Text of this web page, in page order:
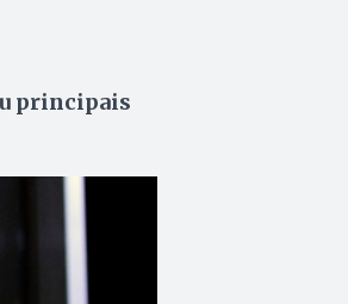
principais